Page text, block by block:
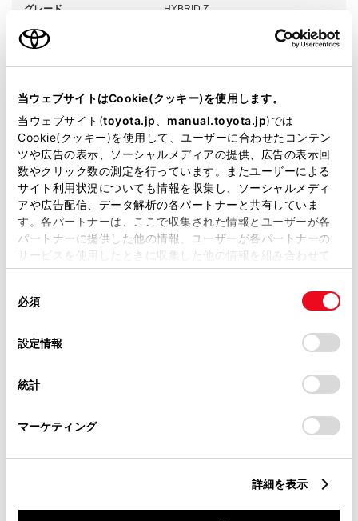
当ウェブサイトはCookie(クッキー)を使用します。
当ウェブサイト(toyota.jp manual.toyota.jp)では
Cookie(クッキー)を使用して、ユーザーに合わせたコンテン
ツや広告の表示、ソーシャルメディアの提供、広告の表示回
数やクリック数の測定を行っています。またユーザーによる
サイト利用状況についても情報を収集し、ソーシャルメディ
アや広告配信、データ解析の各パートナーと共有していま
す。各パートナーは、ここで収集された情報とユーザーが各
パートナーに提供した他の情報、ユーザーが各パートナーの
サービスを使用したときに収集した他の情報を組み合わせて
使用することがあります。当ウェブサイトの使用を続行する
デバイスにすべてのCookie(クッキー)が保存されることに同
意したことになります。Cookie(クッキー)のオプトアウト、
設定の変更、同意を撤回したりするにあたっては、当社の
「Cookie（クッキー）情報の取り扱いについて
」をご覧くだ
必須
設定情報
統計
マーケティング
詳細を表示
グレード HYBRID Z
カラー
ブラックマイカメタリック×ターコイズ
駆動方式 2WD FF
試乗予約
施設情報・サービス